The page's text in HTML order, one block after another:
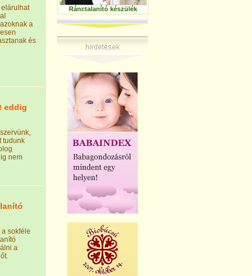
elárulhat
a
és
eddig
tudunk
nem
sokféle
a
Ránctalanító készülék